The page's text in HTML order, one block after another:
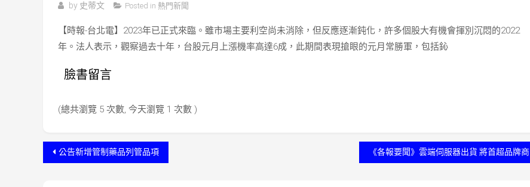
by 史蒂文 Posted in 熱門新聞
【時報-台北電】2023年已正式來臨。雖市場主要利空尚未消除，但反應逐漸鈍化，許多個股大有機會揮別沉悶的2022
年。法人表示，觀察過去十年，台股元月上漲機率高達6成，此期間表現搶眼的元月常勝軍，包括鈊
臉書留言
(總共瀏覽 5 次數, 今天瀏覽 1 次數 )
文公告新增管制藥品列管品項 《各報要聞》雲端伺服器出貨 將首超品牌商